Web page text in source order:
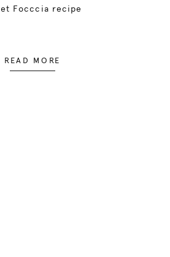
Focccia recipe
READ MORE